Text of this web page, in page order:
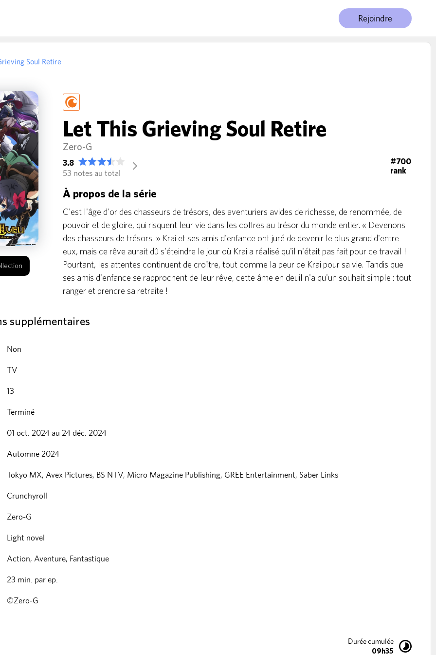
Rejoindre
Soul Retire
Let This Grieving Soul Retire
Zero-G
3.8
53 notes au total
arrow_forward_ios
#700
rank
À propos de la série
C'est l'âge d'or des chasseurs de trésors, des aventuriers avides de richesse, de renommée, de
pouvoir et de gloire, qui risquent leur vie dans les coffres au trésor du monde entier. « Devenons
des chasseurs de trésors. » Krai et ses amis d'enfance ont juré de devenir le plus grand d'entre
eux, mais ce rêve aurait dû s'éteindre le jour où Krai a réalisé qu'il n'était pas fait pour ce travail !
Pourtant, les attentes continuent de croître, tout comme la peur de Krai pour sa vie. Tandis que
ses amis d'enfance se rapprochent de leur rêve, cette âme en deuil n'a qu'un souhait simple : tout
ranger et prendre sa retraite !
supplémentaires
Non
TV
13
Terminé
01 oct. 2024 au 24 déc. 2024
Automne 2024
Tokyo MX, Avex Pictures, BS NTV, Micro Magazine Publishing, GREE Entertainment, Saber Links
Crunchyroll
Zero-G
Light novel
Action, Aventure, Fantastique
23 min. par ep.
©Zero-G
Durée cumulée
09h35